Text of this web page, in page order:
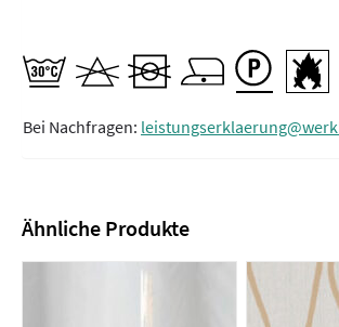
Bei Nachfragen:
Ähnliche Produkte